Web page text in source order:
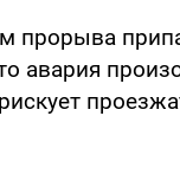
прорыва
авария